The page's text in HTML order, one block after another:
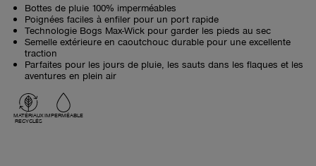
Bottes de pluie 100% imperméables
Poignées faciles à enfiler pour un port rapide
Technologie Bogs Max-Wick pour garder les pieds au sec
Semelle extérieure en caoutchouc durable pour une excellente
traction
Parfaites pour les jours de pluie, les sauts dans les flaques et les
aventures en plein air
MATÉRIAUX
RECYCLÉS
IMPERMÉABLE